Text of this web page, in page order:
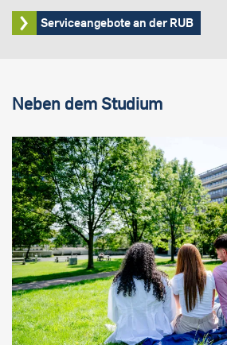
Serviceangebote an der RUB
Neben dem Studium